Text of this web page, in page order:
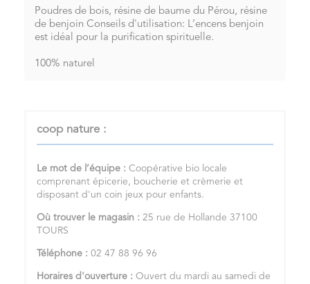
Poudres de bois, résine de baume du Pérou, résine
de benjoin Conseils d'utilisation: L’encens benjoin
est idéal pour la purification spirituelle.
100% naturel
coop nature :
Le mot de l’équipe : Coopérative bio locale
comprenant épicerie, boucherie et crèmerie et
disposant d'un coin jeux pour enfants.
Où trouver le magasin : 25 rue de Hollande 37100
TOURS
Téléphone : 02 47 88 96 96
Horaires d'ouverture : Ouvert du mardi au samedi de